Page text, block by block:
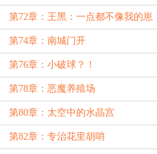
第72章：王黑：一点都不像我的崽
第74章：南城门开
第76章：小破球？！
第78章：恶魔养殖场
第80章：太空中的水晶宫
第82章：专治花里胡哨